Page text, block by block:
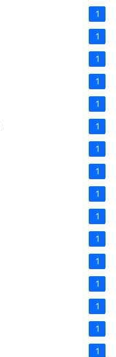
1
1
1
1
1
1
1
1
1
1
1
1
1
1
1
1